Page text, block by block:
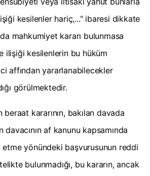
kesilenler hariç,..." ibaresi dikkate
mahkumiyet kararı bulunmasa
ilişiği kesilenlerin bu hüküm
affından yararlanabilecekler
görülmektedir.
beraat kararının, bakılan davada
af kanunu kapsamında
yönündeki başvurusunun reddi
bulunmadığı, bu kararın, ancak